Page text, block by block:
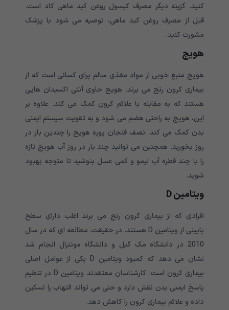
کنید. گزینه دیگر مصرف کپسول روغن کبد ماهی کاد است.
قبل از مصرف روغن کبد ماهی، توصیه می شود با پزشک
مشورت کنید.
هویج
هویج منبع خوبی از مواد مغذی سالم برای کسانی است که از
بیماری کرون رنج می برند. هویج حاوی آنتی اکسیدان هایی
هستند که به مقابله با علائم کرون کمک می کند. علاوه بر
این، هویج به راحتی هضم می شود و به تقویت سیستم ایمنی
بدن کمک می کند. نصف فنجان پوره هویج را چندین بار در
روز بخورید. همچنین می توانید چند بار در روز آب هویج تازه
را با چند قطره آب لیمو و کمی عسل بنوشید تا متوجه بهبود
شوید.
ویتامین
افرادی که از بیماری کرون رنج می برند اغلب دارای سطح
پایینی از ویتامین D هستند. در حقیقت، مطالعه ای که در سال
2010 در دانشگاه مک گیل و دانشگاه مونترال انجام شد
نشان می دهد که کمبود ویتامین D یکی از عوامل اصلی
بیماری کرون است. کارشناسان معتقدند ویتامین D در تنظیم
پاسخ ایمنی بدن نقش دارد و حتی می تواند التهاب را تسکین
داده و علائم بیماری کرون را کاهش دهد.